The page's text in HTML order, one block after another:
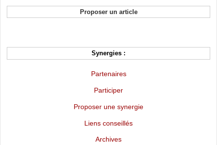
Proposer un article
Synergies :
Partenaires
Participer
Proposer une synergie
Liens conseillés
Archives